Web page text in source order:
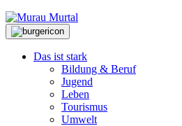
Das ist stark
Bildung & Beruf
Jugend
Leben
Tourismus
Umwelt